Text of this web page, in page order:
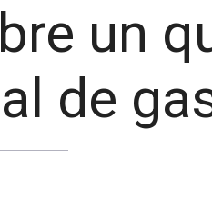
un
de